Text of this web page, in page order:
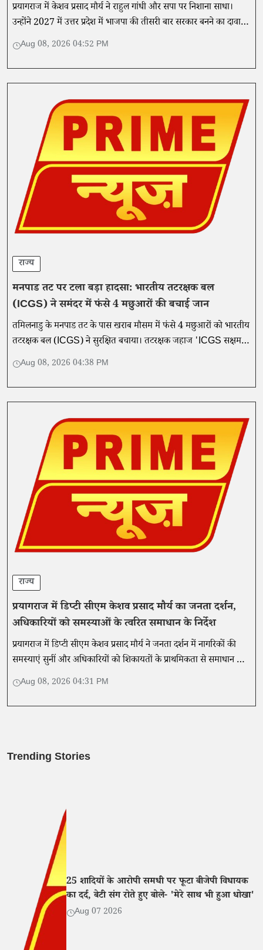
प्रयागराज में केशव प्रसाद मौर्य ने राहुल गांधी और सपा पर निशाना साधा।
उन्होंने 2027 में उत्तर प्रदेश में भाजपा की तीसरी बार सरकार बनने का दावा
किया।
Aug 08, 2026 04:52 PM
राज्य
मनपाड तट पर टला बड़ा हादसा: भारतीय तटरक्षक बल
(ICGS) ने समंदर में फंसे 4 मछुआरों की बचाई जान
तमिलनाडु के मनपाड तट के पास खराब मौसम में फंसे 4 मछुआरों को भारतीय
तटरक्षक बल (ICGS) ने सुरक्षित बचाया। तटरक्षक जहाज 'ICGS सक्षम'
ने चलाया सफल रेस्क्यू ऑपरेशन।
Aug 08, 2026 04:38 PM
राज्य
प्रयागराज में डिप्टी सीएम केशव प्रसाद मौर्य का जनता दर्शन,
अधिकारियों को समस्याओं के त्वरित समाधान के निर्देश
प्रयागराज में डिप्टी सीएम केशव प्रसाद मौर्य ने जनता दर्शन में नागरिकों की
समस्याएं सुनीं और अधिकारियों को शिकायतों के प्राथमिकता से समाधान के
निर्देश दिए।
Aug 08, 2026 04:31 PM
Trending Stories
25 शादियों के आरोपी समधी पर फूटा बीजेपी विधायक
का दर्द, बेटी संग रोते हुए बोले- 'मेरे साथ भी हुआ धोखा'
Aug 07 2026